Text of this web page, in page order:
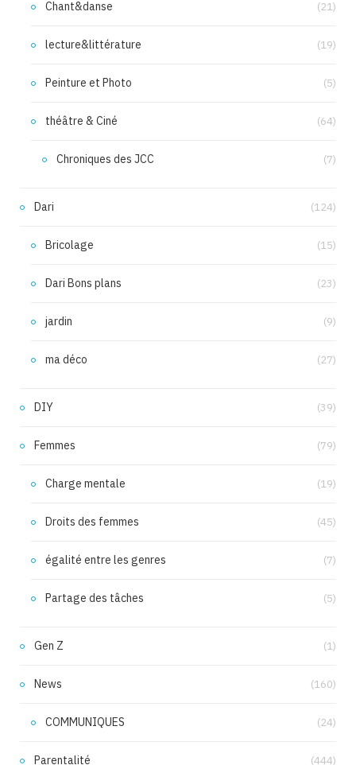
Chant&danse (21)
lecture&littérature (19)
Peinture et Photo (5)
théâtre & Ciné (64)
Chroniques des JCC (7)
Dari (124)
Bricolage (15)
Dari Bons plans (23)
jardin (9)
ma déco (27)
DIY (39)
Femmes (79)
Charge mentale (19)
Droits des femmes (45)
égalité entre les genres (7)
Partage des tâches (5)
Gen Z (1)
News (160)
COMMUNIQUES (24)
Parentalité (444)